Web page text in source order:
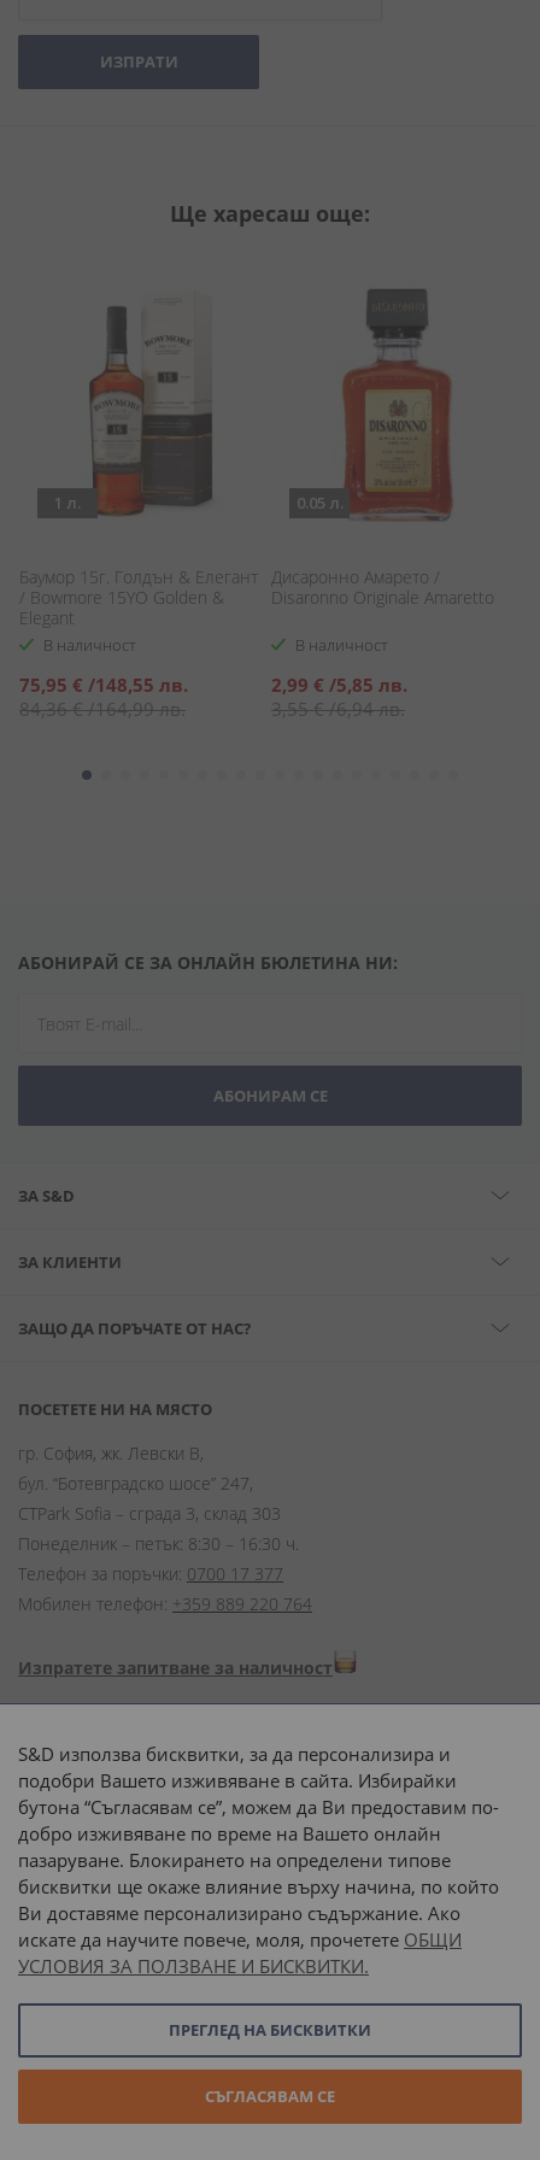
ИЗПРАТИ
Ще харесаш още:
1 л.
Баумор 15г. Голдън & Елегант
/ Bowmore 15YO Golden &
Elegant
В наличност
Специална
цена
75,95 € /148,55 лв.
84,36 €/164,99 лв.
0.05 л.
Дисаронно Амарето /
Disaronno Originale Amaretto
В наличност
Специална
цена
2,99 € /5,85 лв.
3,55 €/6,94 лв.
АБОНИРАЙ СЕ ЗА ОНЛАЙН БЮЛЕТИНА НИ:
АБОНИРАМ СЕ
ЗА S&D
ЗА КЛИЕНТИ
ЗАЩО ДА ПОРЪЧАТЕ ОТ НАС?
ПОСЕТЕТЕ НИ НА МЯСТО
гр. София, жк. Левски В,
бул. “Ботевградско шосе” 247,
CTPark Sofia – сграда 3, склад 303
Понеделник – петък: 8:30 – 16:30 ч.
Телефон за поръчки: 0700 17 377
Мобилен телефон: +359 889 220 764
Изпратете запитване за наличност
Начини на плащане:
Доставка до адрес с:
или
наш транспорт
Онлайн магазин отStenik
S&D използва бисквитки, за да персонализира и
подобри Вашето изживяване в сайта. Избирайки
бутона “Съгласявам се”, можем да Ви предоставим по-
добро изживяване по време на Вашето онлайн
пазаруване. Блокирането на определени типове
бисквитки ще окаже влияние върху начина, по който
Ви доставяме персонализирано съдържание. Ако
искате да научите повече, моля, прочетете ОБЩИ
УСЛОВИЯ ЗА ПОЛЗВАНЕ И БИСКВИТКИ.
СЪГЛАСЯВАМ СЕ
ПРЕГЛЕД НА БИСКВИТКИ